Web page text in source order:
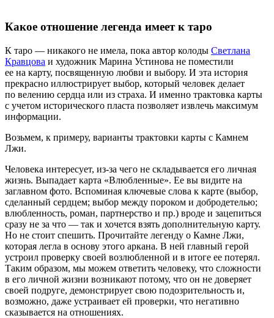
Какое отношение легенда имеет к таро
К таро — никакого не имела, пока автор колоды Светлана
Кравцова и художник Марина Устинова не поместили
ее на карту, посвященную любви и выбору. И эта история
прекрасно иллюстрирует выбор, который человек делает
по велению сердца или из страха. И именно трактовка карты
с учетом исторического пласта позволяет извлечь максимум
информации.
Возьмем, к примеру, варианты трактовки карты с Камнем
Лжи.
Человека интересует, из-за чего не складывается его личная
жизнь. Выпадает карта «Влюбленные». Ее вы видите на
заглавном фото. Вспоминая ключевые слова к карте (выбор,
сделанный сердцем; выбор между пороком и добродетелью;
влюбленность, роман, партнерство и пр.) вроде и зацепиться
сразу не за что — так и хочется взять дополнительную карту.
Но не стоит спешить. Прочитайте легенду о Камне Лжи,
которая легла в основу этого аркана. В ней главный герой
устроил проверку своей возлюбленной и в итоге ее потерял.
Таким образом, мы можем ответить человеку, что сложности
в его личной жизни возникают потому, что он не доверяет
своей подруге, демонстрирует свою подозрительность и,
возможно, даже устраивает ей проверки, что негативно
сказывается на отношениях.